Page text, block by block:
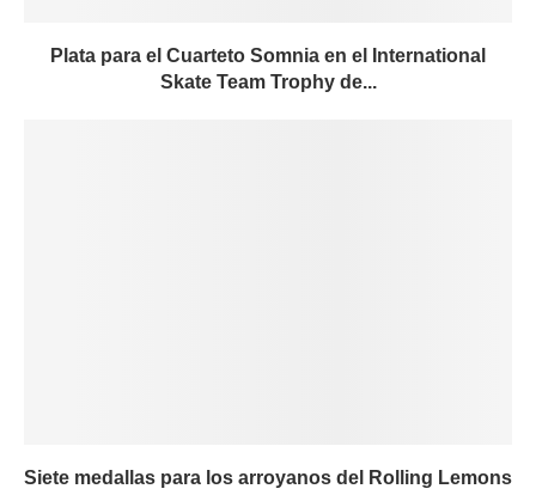
Plata para el Cuarteto Somnia en el International
Skate Team Trophy de...
Siete medallas para los arroyanos del Rolling Lemons